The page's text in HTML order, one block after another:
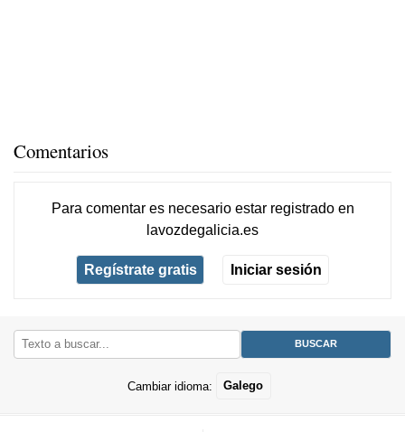
Comentarios
Para comentar es necesario estar registradoen
lavozdegalicia.es
Regístrate gratis Iniciar sesión
Cambiar idioma: Galego